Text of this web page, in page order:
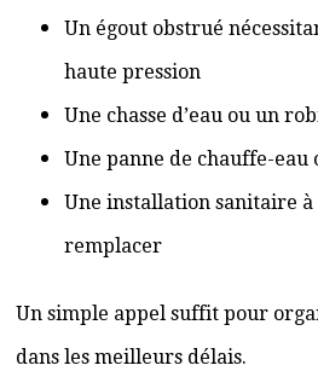
Un égout obstrué
haute pression
Une chasse d’eau ou un
Une panne de chauffe-eau
Une installation sanitaire
remplacer
Un simple appel suffit pour
dans les meilleurs délais.